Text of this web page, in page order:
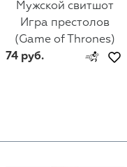
Мужской свитшот
Игра престолов
(Game of Thrones)
74 руб.